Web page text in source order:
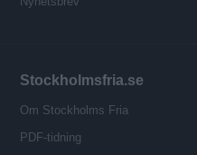
Stockholmsfria.se
Om Stockholms Fria
PDF-tidning